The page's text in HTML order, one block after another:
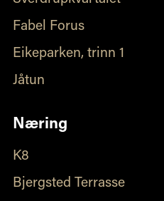
Fabel Forus
Eikeparken, trinn 1
Jåtun
Næring
K8
Bjergsted Terrasse